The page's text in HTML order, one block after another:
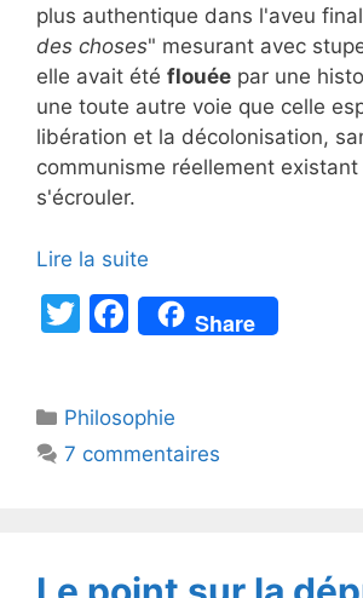
plus authentique dans l'aveu
des choses" mesurant avec
elle avait été flouée par une
une toute autre voie que celle
libération et la décolonisation,
communisme réellement
s'écrouler.
Lire la suite
T
er
F
a
e
b
k
Share
Catégories
Philosophie
7 commentaires